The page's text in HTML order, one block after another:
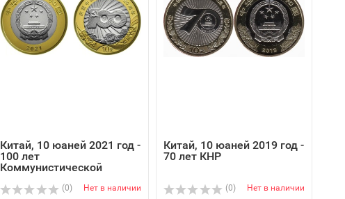
Китай, 10 юаней 2021 год -
100 лет
Коммунистической
(0) Нет в наличии
Китай, 10 юаней 2019 год -
70 лет КНР
(0) Нет в наличии